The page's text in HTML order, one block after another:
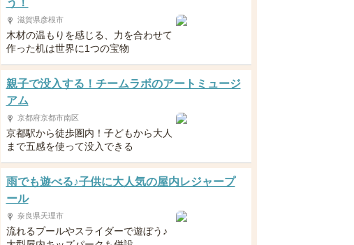
う！
滋賀県彦根市
木材の温もりを感じる、力を合わせて
作った机は世界に1つの宝物
親子で没入する！チームラボのアートミュージ
アム
京都府京都市南区
京都駅から徒歩圏内！子どもから大人
まで五感を使って没入できる
雨でも遊べる♪子供に大人気の屋内レジャープ
ール
奈良県天理市
流れるプールやスライダーで遊ぼう♪